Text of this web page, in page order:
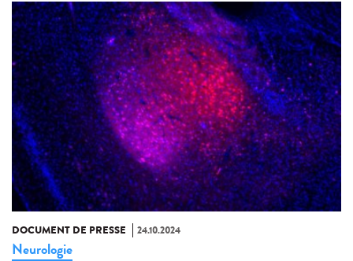
DOCUMENT DE PRESSE 24.10.2024
Neurologie